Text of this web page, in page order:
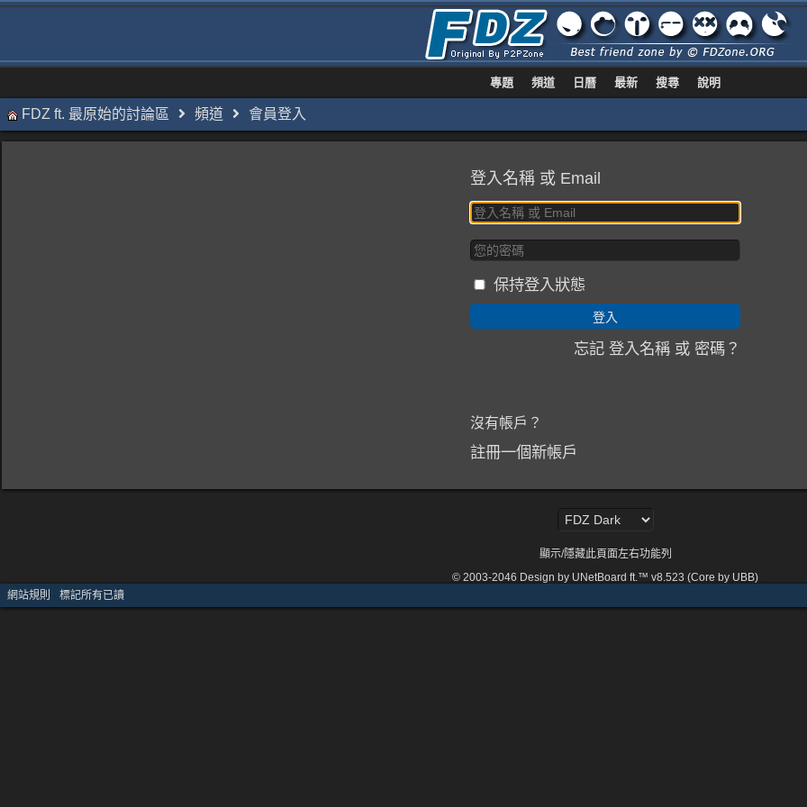
專題 頻道 日曆 最新 搜尋 說明
FDZ ft. 最原始的討論區 頻道 會員登入
登入名稱 或 Email
保持登入狀態
忘記 登入名稱 或 密碼？
沒有帳戶？
註冊一個新帳戶
顯示/隱藏此頁面左右功能列
© 2003-2046 Design by UNetBoard ft.™ v8.523 (Core by UBB)
網站規則 · 標記所有已讀